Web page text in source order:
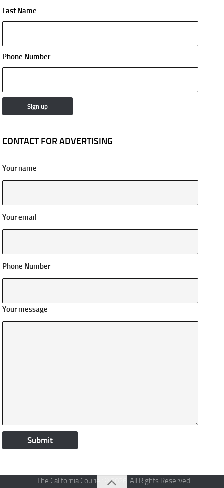
Last Name
Phone Number
CONTACT FOR ADVERTISING
Your name
Your email
Phone Number
Your message
The California Courier © 2026. All Rights Reserved.